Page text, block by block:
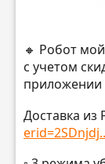
🔸 Робот
с учетом
приложении
Доставка